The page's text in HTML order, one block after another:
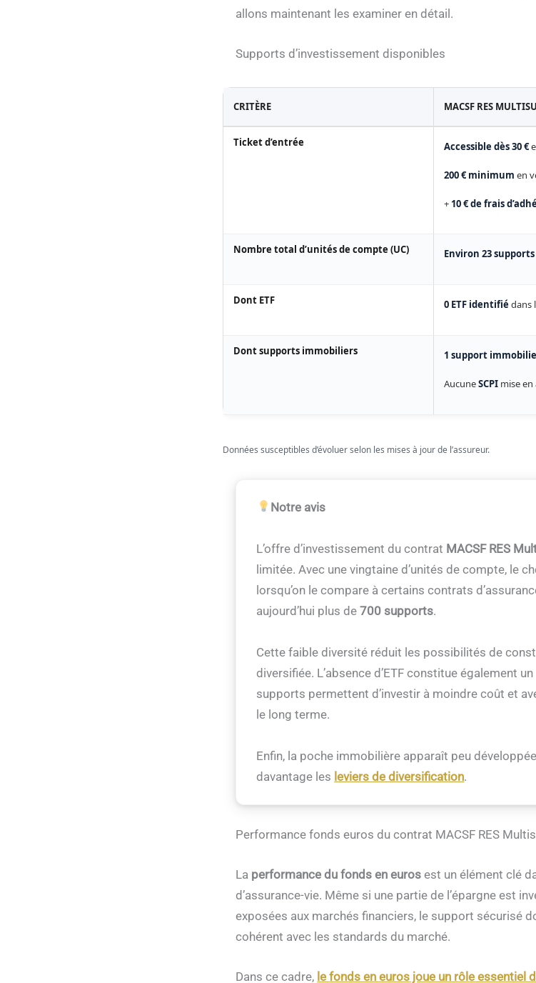
allons maintenant les examiner en détail.
Supports d’investissement disponibles
CRITÈRE MACSF RES
Ticket d’entrée Accessible dès 30 €
200 € minimum en
+ 10 € de frais
Nombre total d’unités de compte (UC) Environ 23 supports
Dont ETF 0 ETF identifié dans
Dont supports immobiliers 1 support
AucuneSCPI mise
Données susceptibles d’évoluer selon les mises à jour de l’assureur.
Notre avis
L’offre d’investissement du contrat MACSF RES
limitée. Avec une vingtaine d’unités de compte, le
lorsqu’on le compare à certains contrats
aujourd’hui plus de700 supports.
Cette faible diversité réduit les possibilités de
diversifiée. L’absence d’ETF constitue également
supports permettent d’investir à moindre coût et
le long terme.
Enfin, la poche immobilière apparaît peu
davantage les leviers de diversification.
Performance fonds euros du contrat MACSF RES
La performance du fonds en euros est un élément clé
d’assurance-vie. Même si une partie de l’épargne est
exposées aux marchés financiers, le support sécurisé
cohérent avec les standards du marché.
Dans ce cadre, lefonds en euros joue un rôle essentiel